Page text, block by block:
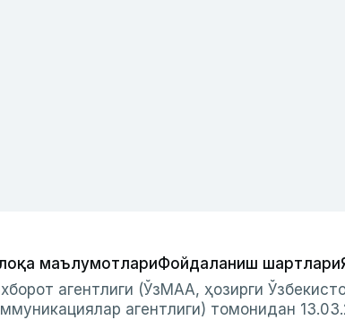
маълумотлариФойдаланиш шартлари
агентлиги (ЎзМАА, ҳозирги
агентлиги) томонидан